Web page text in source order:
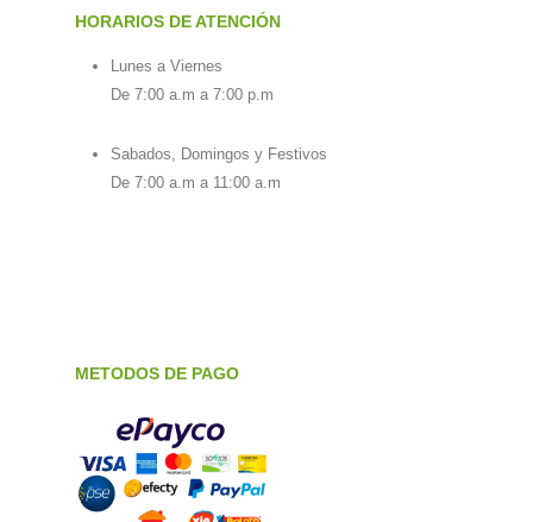
HORARIOS DE ATENCIÓN
Lunes a Viernes
De 7:00 a.m a 7:00 p.m
Sabados, Domingos y Festivos
De 7:00 a.m a 11:00 a.m
METODOS DE PAGO